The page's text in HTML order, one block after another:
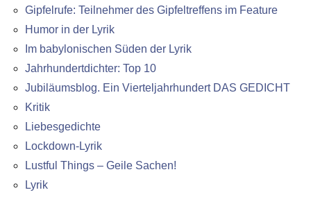
Gipfelrufe: Teilnehmer des Gipfeltreffens im Feature
Humor in der Lyrik
Im babylonischen Süden der Lyrik
Jahrhundertdichter: Top 10
Jubiläumsblog. Ein Vierteljahrhundert DAS GEDICHT
Kritik
Liebesgedichte
Lockdown-Lyrik
Lustful Things – Geile Sachen!
Lyrik